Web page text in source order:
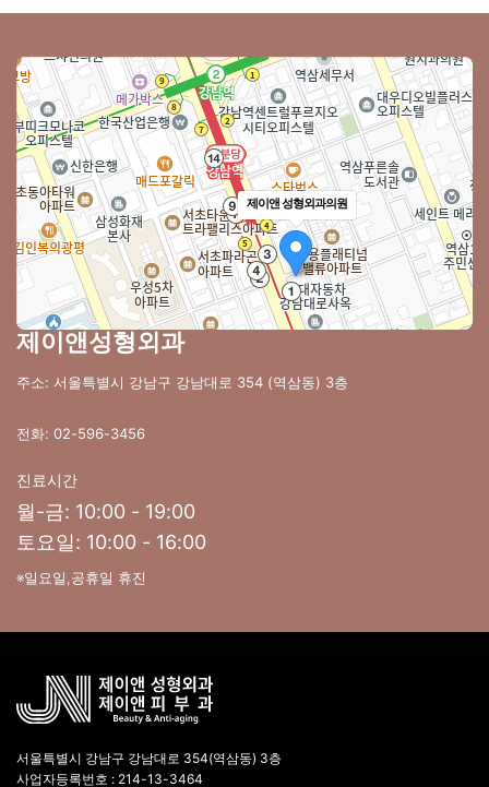
제이앤 성형외과의원
제이앤성형외과
주소: 서울특별시 강남구 강남대로 354 (역삼동) 3층
전화: 02-596-3456
진료시간
월-금: 10:00 - 19:00
토요일: 10:00 - 16:00
※일요일,공휴일 휴진
서울특별시 강남구 강남대로 354(역삼동) 3층
사업자등록번호 : 214-13-3464